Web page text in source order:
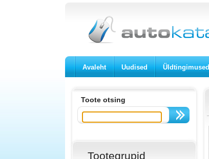
Avaleht Uudised Üldtingimused
Toote otsing
Tootegrupid